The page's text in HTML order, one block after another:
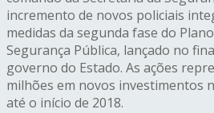
incremento de novos policiais
medidas da segunda fase do
Segurança Pública, lançado no
governo do Estado. As ações
milhões em novos investimentos
até o início de 2018.